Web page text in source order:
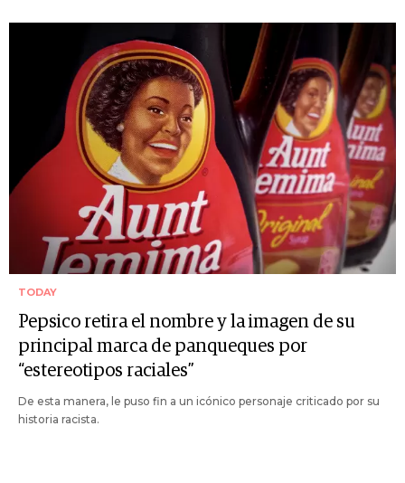
TODAY
Pepsico retira el nombre y la imagen de su
principal marca de panqueques por
“estereotipos raciales”
De esta manera, le puso fin a un icónico personaje criticado por su
historia racista.